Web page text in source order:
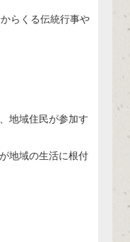
らくる伝統行事や
地域住民が参加す
地域の生活に根付